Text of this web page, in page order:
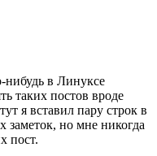
нибудь в Линуксе
таких постов вроде
я вставил пару строк в
заметок, но мне никогда
пост.